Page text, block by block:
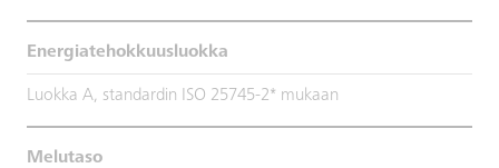
Energiatehokkuusluokka
Luokka A, standardin ISO 25745-2* mukaan
Melutaso